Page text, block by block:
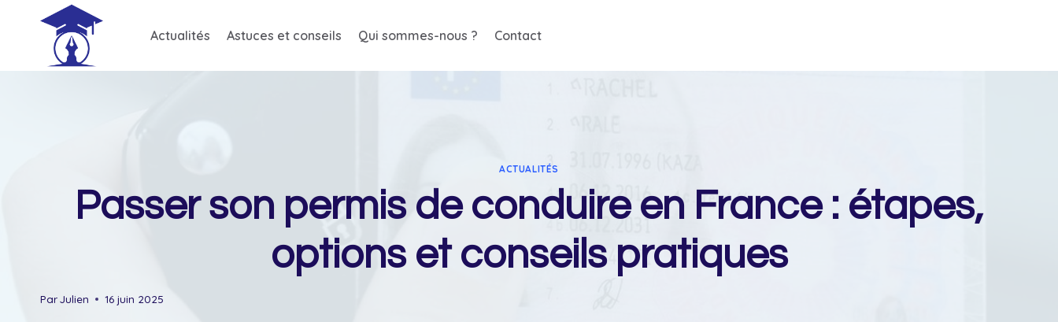
Actualités Astuces et conseils Qui sommes-nous ? Contact
ACTUALITÉS
Passer son permis de conduire en France : étapes,
options et conseils pratiques
ParJulien 16 juin 2025